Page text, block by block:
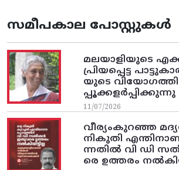
സമീപകാല പോസ്റ്റുകൾ
മലയാളിയുടെ
പ്രിയപ്പെട്ട
യുടെ
പ്പൂക്കളർപ്പിക്കുന്നു
11/07/2026
വീര്യംകുറഞ്ഞ
നികുതി
ന്നതിൽ വി ഡി
രെ ഉത്തരം